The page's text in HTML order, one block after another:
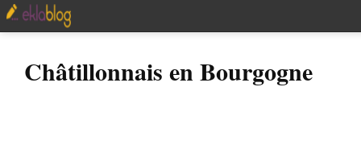
Châtillonnais en Bourgogne